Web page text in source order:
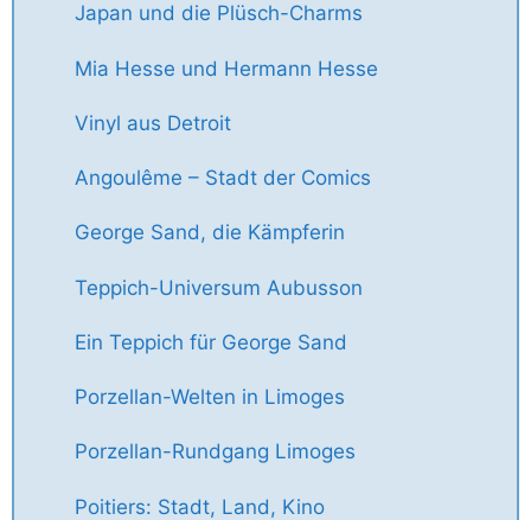
Japan und die Plüsch-Charms
Mia Hesse und Hermann Hesse
Vinyl aus Detroit
Angoulême – Stadt der Comics
George Sand, die Kämpferin
Teppich-Universum Aubusson
Ein Teppich für George Sand
Porzellan-Welten in Limoges
Porzellan-Rundgang Limoges
Poitiers: Stadt, Land, Kino